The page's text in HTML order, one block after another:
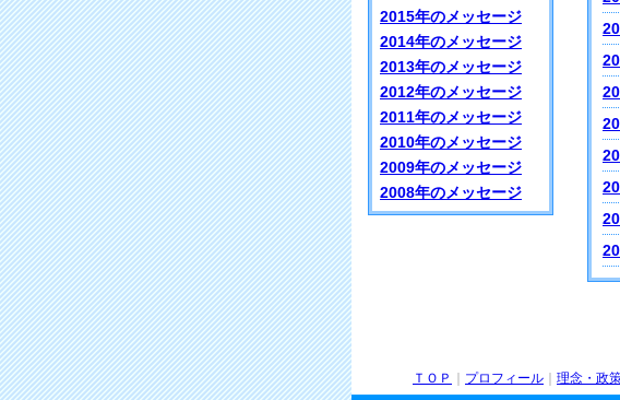
2015年のメッセージ
2014年のメッセージ
2013年のメッセージ
2012年のメッセージ
2011年のメッセージ
2010年のメッセージ
2009年のメッセージ
2008年のメッセージ
ＴＯＰ プロフィール 理念・政